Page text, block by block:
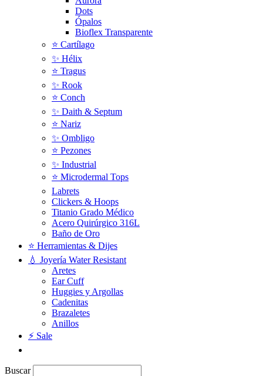
Dots
Ópalos
Bioflex Transparente
⭐️ Cartílago
✨ Hélix
⭐ Tragus
✨ Rook
⭐️ Conch
✨ Daith & Septum
⭐️ Nariz
✨ Ombligo
⭐️ Pezones
✨ Industrial
⭐️ Microdermal Tops
Labrets
Clickers & Hoops
Titanio Grado Médico
Acero Quirúrgico 316L
Baño de Oro
⭐ Herramientas & Dijes
💧 Joyería Water Resistant
Aretes
Ear Cuff
Huggies y Argollas
Cadenitas
Brazaletes
Anillos
⚡ Sale
Buscar